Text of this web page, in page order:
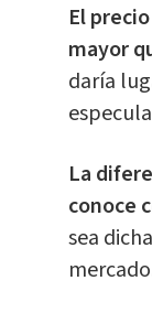
El
mayor
daría
La
conoce
sea